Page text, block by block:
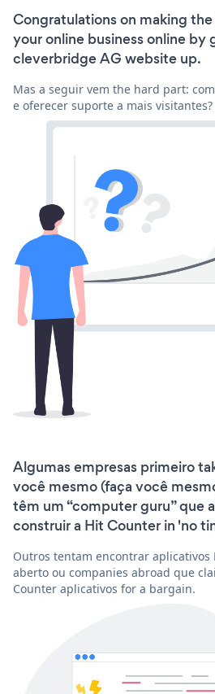
Congratulations on making
your online business online by
cleverbridge AG website up.
Mas a seguir vem the hard part:
e oferecer suporte a mais visitantes?
Algumas empresas primeiro
você mesmo (faça você
têm um “computer guru” que
construir a Hit Counter in 'no
Outros tentam encontrar aplicativos
aberto ou companies abroad que
Counter aplicativos for a bargain.